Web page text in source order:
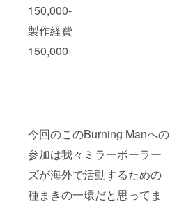
150,000-
製作経費
150,000-
今回のこのBurning Manへの
参加は我々ミラーボーラー
ズが海外で活動するための
種まきの一環だと思ってま